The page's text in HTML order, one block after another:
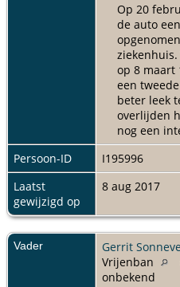
Op 20
de auto
op 8 maart
een
beter leek
overlijden
nog een
Persoon-ID
I195996
Laatst
gewijzigd op
8 aug 2017
Vader Gerrit
Vrijenban
onbekend